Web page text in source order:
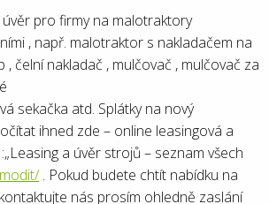
pro firmy na malotraktory
, např. malotraktor s nakladačem na
, čelní nakladač , mulčovač , mulčovač za
sekačka atd. Splátky na nový
ihned zde – online leasingová a
a úvěr strojů – seznam všech
. Pokud budete chtít nabídku na
nás prosím ohledně zaslání